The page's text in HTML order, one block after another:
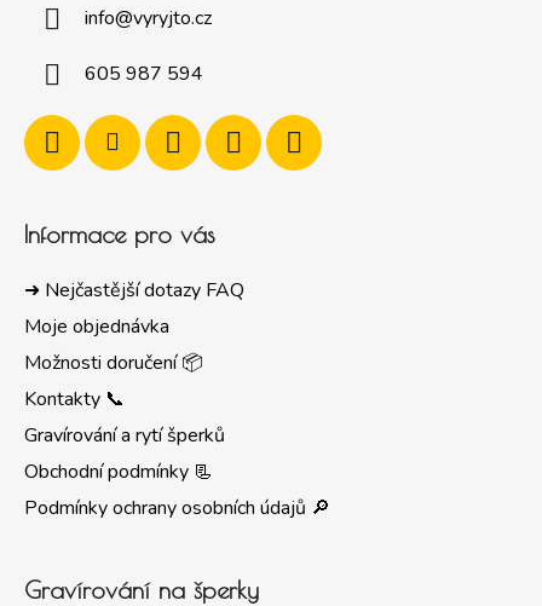
info@vyryjto.cz
605 987 594
Informace pro vás
➜ Nejčastější dotazy FAQ
Moje objednávka
Možnosti doručení 📦
Kontakty 📞
Gravírování a rytí šperků
Obchodní podmínky 📃
Podmínky ochrany osobních údajů 🔎
Gravírování na šperky